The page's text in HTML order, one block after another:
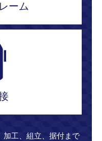
ーム
加工、組立、据付まで